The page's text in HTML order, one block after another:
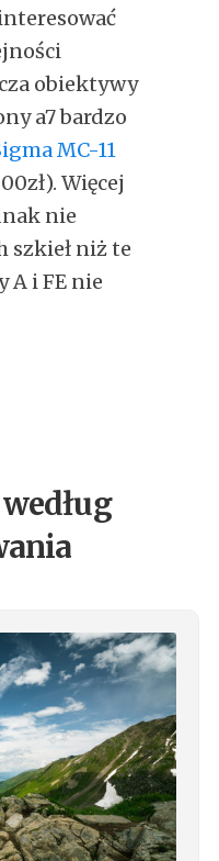
obiektywy
a7 bardzo
MC-11
Więcej
nie
szkieł niż te
A i FE nie